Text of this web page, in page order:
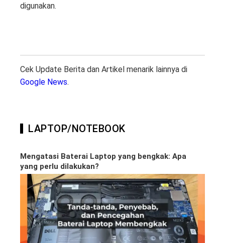
digunakan.
Cek Update Berita dan Artikel menarik lainnya di
Google News.
LAPTOP/NOTEBOOK
Mengatasi Baterai Laptop yang bengkak: Apa
yang perlu dilakukan?